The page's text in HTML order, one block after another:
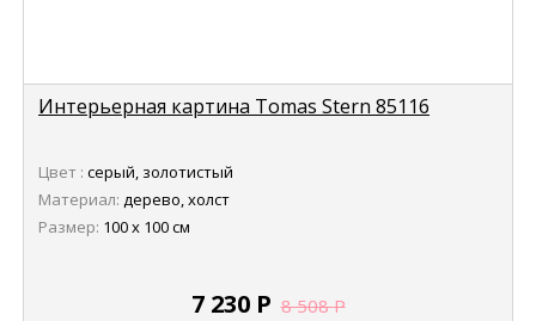
Интерьерная картина Tomas Stern 85116
Цвет : серый, золотистый
Материал: дерево, холст
Размер: 100 х 100 см
7 230 Р 8 508Р